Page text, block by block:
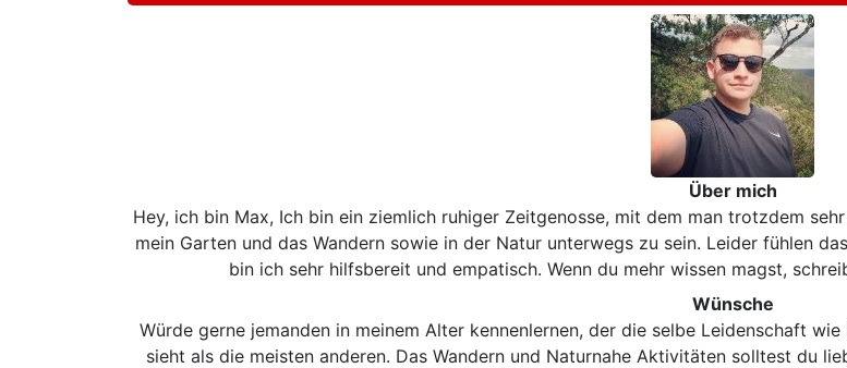
Über mich
Hey, ich bin Max, Ich bin ein ziemlich ruhiger Zeitgenosse, mit dem man trotzdem
mein Garten und das Wandern sowie in der Natur unterwegs zu sein. Leider fühlen
bin ich sehr hilfsbereit und empatisch. Wenn du mehr wissen magst,
Wünsche
Würde gerne jemanden in meinem Alter kennenlernen, der die selbe Leidenschaft
sieht als die meisten anderen. Das Wandern und Naturnahe Aktivitäten solltest du